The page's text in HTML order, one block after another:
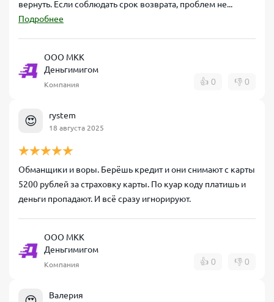
вернуть. Если соблюдать срок возврата, проблем не...
Подробнее
ООО МКК
Деньгимигом
Компания 👍 0 👎 0
😍 rystem
18 августа 2025
Обманщики и воры. Берёшь кредит и они снимают с карты
5200 рублей за страховку карты. По куар коду платишь и
деньги пропадают. И всё сразу игнорируют.
ООО МКК
Деньгимигом
Компания 👍 0 👎 0
Валерия